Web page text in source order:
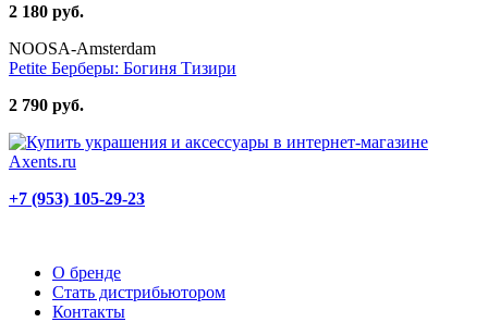
2 180 руб.
NOOSA-Amsterdam
Petite Берберы: Богиня Тизири
2 790 руб.
+7 (953) 105-29-23
О бренде
Стать дистрибьютором
Контакты